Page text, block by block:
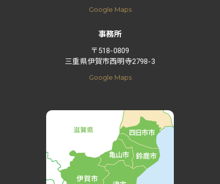
Google Maps
事務所
〒518-0809
三重県伊賀市西明寺2798-3
Google Maps